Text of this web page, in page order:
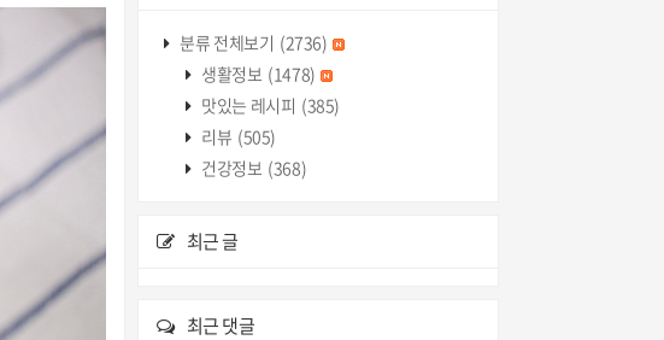
분류 전체보기 (2736)
생활정보 (1478)
맛있는 레시피 (385)
리뷰 (505)
건강정보 (368)
최근 글
최근 댓글